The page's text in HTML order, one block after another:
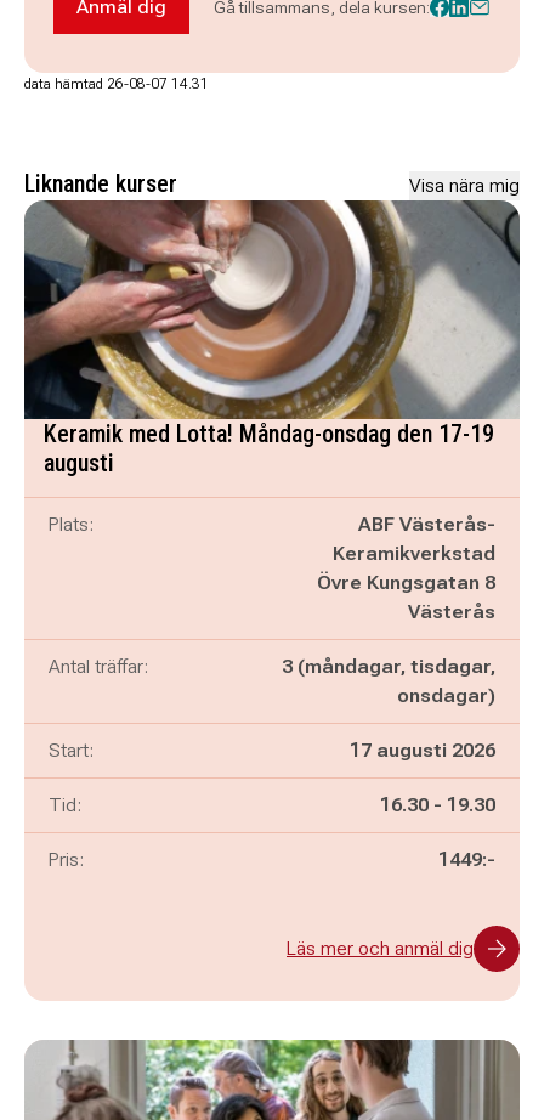
Anmäl dig till Nätverket arbetsmarknad
Anmäl dig Gå tillsammans, dela kursen:
data hämtad 26-08-07 14.31
Liknande kurser Visa nära mig
Keramik med Lotta! Måndag-onsdag den 17-19
augusti
Plats:
ABF Västerås-
Keramikverkstad
Övre Kungsgatan 8
Västerås
Antal träffar:
3 (måndagar, tisdagar,
onsdagar)
Start: 17 augusti 2026
Tid: Pågår mellan
16.30 - och
19.30
Pris: 1449:-
Läs mer och anmäl dig